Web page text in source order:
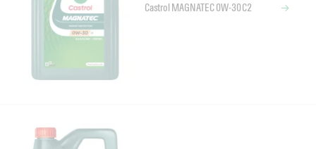
Castrol MAGNATEC 0W-30 C2